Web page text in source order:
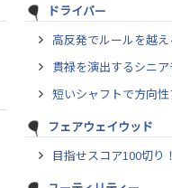
ドライバー
高反発でルールを越
貫禄を演出するシニ
短いシャフトで方向
フェアウェイウッド
目指せスコア100切り！